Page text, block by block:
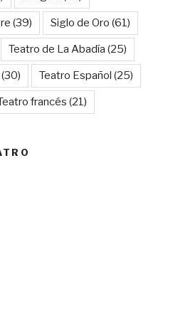
(39) Siglo de Oro (61)
Teatro de La Abadía (25)
(30) Teatro Español (25)
francés (21)